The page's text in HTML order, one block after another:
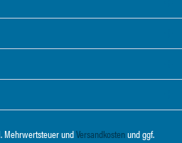
Mehrwertsteuer undVersandkostenund ggf.